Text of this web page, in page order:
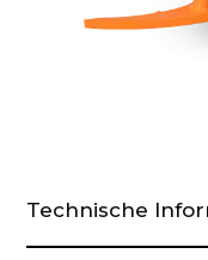
Technische